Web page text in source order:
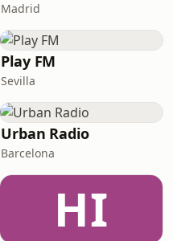
Madrid
Play FM
Sevilla
Urban Radio
Barcelona
HI